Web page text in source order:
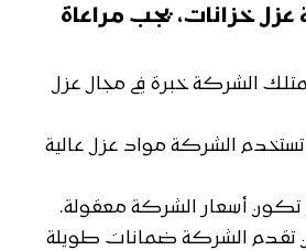
خزانات، يجب مراعاة
الشركة خبرة في مجال عزل
تستخدم الشركة مواد عزل عالية
تكون أسعار الشركة معقولة.
تقدم الشركة ضمانات طويلة